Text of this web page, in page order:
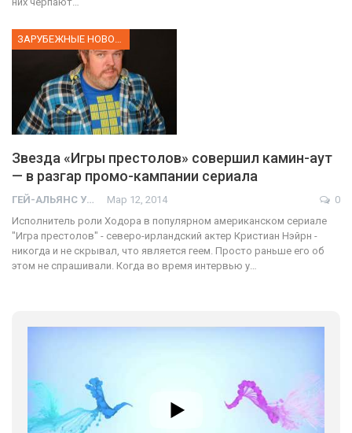
ЗАРУБЕЖНЫЕ НОВОСТИ
Звезда «Игры престолов» совершил камин-аут
— в разгар промо-кампании сериала
ГЕЙ-АЛЬЯНС УКРАИНА Мар 12, 2014
0
Исполнитель роли Ходора в популярном американском сериале
"Игра престолов" - северо-ирландский актер Кристиан Нэйрн -
никогда и не скрывал, что является геем. Просто раньше его об
этом не спрашивали. Когда во время интервью у…